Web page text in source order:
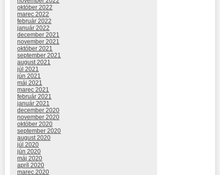
október 2022
marec 2022
február 2022
január 2022
december 2021
november 2021
október 2021
september 2021
august 2021
júl 2021
jún 2021
máj 2021
marec 2021
február 2021
január 2021
december 2020
november 2020
október 2020
september 2020
august 2020
júl 2020
jún 2020
máj 2020
apríl 2020
marec 2020